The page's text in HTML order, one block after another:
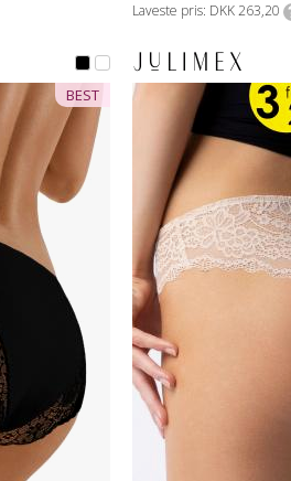
Laveste pris DKK 263,20
BEST